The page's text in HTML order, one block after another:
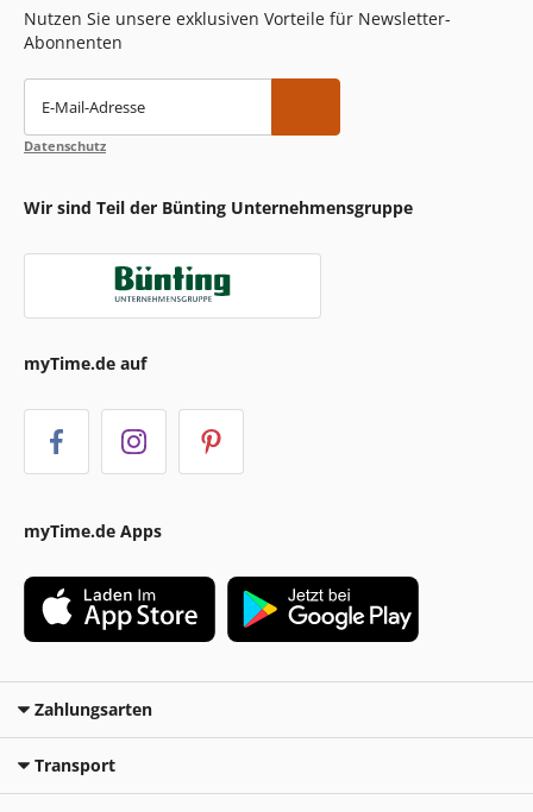
Nutzen Sie unsere exklusiven Vorteile für Newsletter-
Abonnenten
E-Mail-Adresse
Datenschutz
Wir sind Teil der Bünting Unternehmensgruppe
myTime.de auf
myTime.de Apps
Zahlungsarten
Transport